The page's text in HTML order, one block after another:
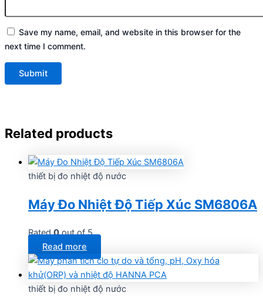
Save my name, email, and website in this browser for the
next time I comment.
Related products
thiết bị đo nhiệt độ nước
Máy Đo Nhiệt Độ Tiếp Xúc SM6806A
Rated0out of 5
Read more
thiết bị đo nhiệt độ nước